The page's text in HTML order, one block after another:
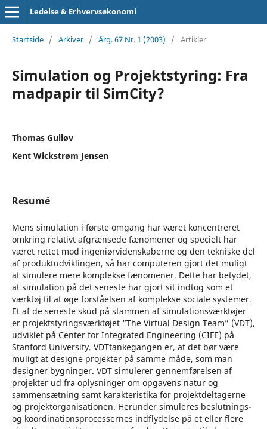
Ledelse & Erhvervsøkonomi
Startside / Arkiver / Årg. 67 Nr. 1 (2003) / Artikler
Simulation og Projektstyring: Fra
madpapir til SimCity?
Thomas Gulløv
Kent Wickstrøm Jensen
Resumé
Mens simulation i første omgang har været koncentreret
omkring relativt afgrænsede fænomener og specielt har
været rettet mod ingeniørvidenskaberne og den tekniske del
af produktudviklingen, så har computeren gjort det muligt
at simulere mere komplekse fænomener. Dette har betydet,
at simulation på det seneste har gjort sit indtog som et
værktøj til at øge forståelsen af komplekse sociale systemer.
Et af de seneste skud på stammen af simulationsværktøjer
er projektstyringsværktøjet “The Virtual Design Team” (VDT),
udviklet på Center for Integrated Engineering (CIFE) på
Stanford University. VDTtankegangen er, at det bør være
muligt at designe projekter på samme måde, som man
designer bygninger. VDT simulerer gennemførelsen af
projekter ud fra oplysninger om opgavens natur og
sammensætning samt karakteristika for projektdeltagerne
og projektorganisationen. Herunder simuleres beslutnings-
og koordinationsprocessernes indflydelse på et eller flere